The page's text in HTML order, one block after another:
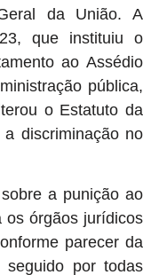
da União. A
que instituiu o
ao Assédio
pública,
o Estatuto da
discriminação no
a punição ao
os órgãos jurídicos
parecer da
seguido por todas